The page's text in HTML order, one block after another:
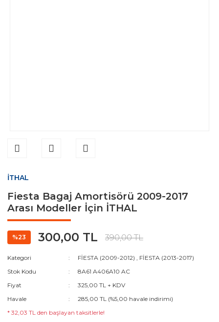
İTHAL
Fiesta Bagaj Amortisörü 2009-2017
Arası Modeller İçin İTHAL
%23 300,00 TL 390,00 TL
Kategori FİESTA (2009-2012) , FİESTA (2013-2017)
Stok Kodu
8A61 A406A10 AC
Fiyat
325,00 TL + KDV
Havale
285,00 TL (%5,00 havale indirimi)
* 32,03 TL den başlayan taksitlerle!